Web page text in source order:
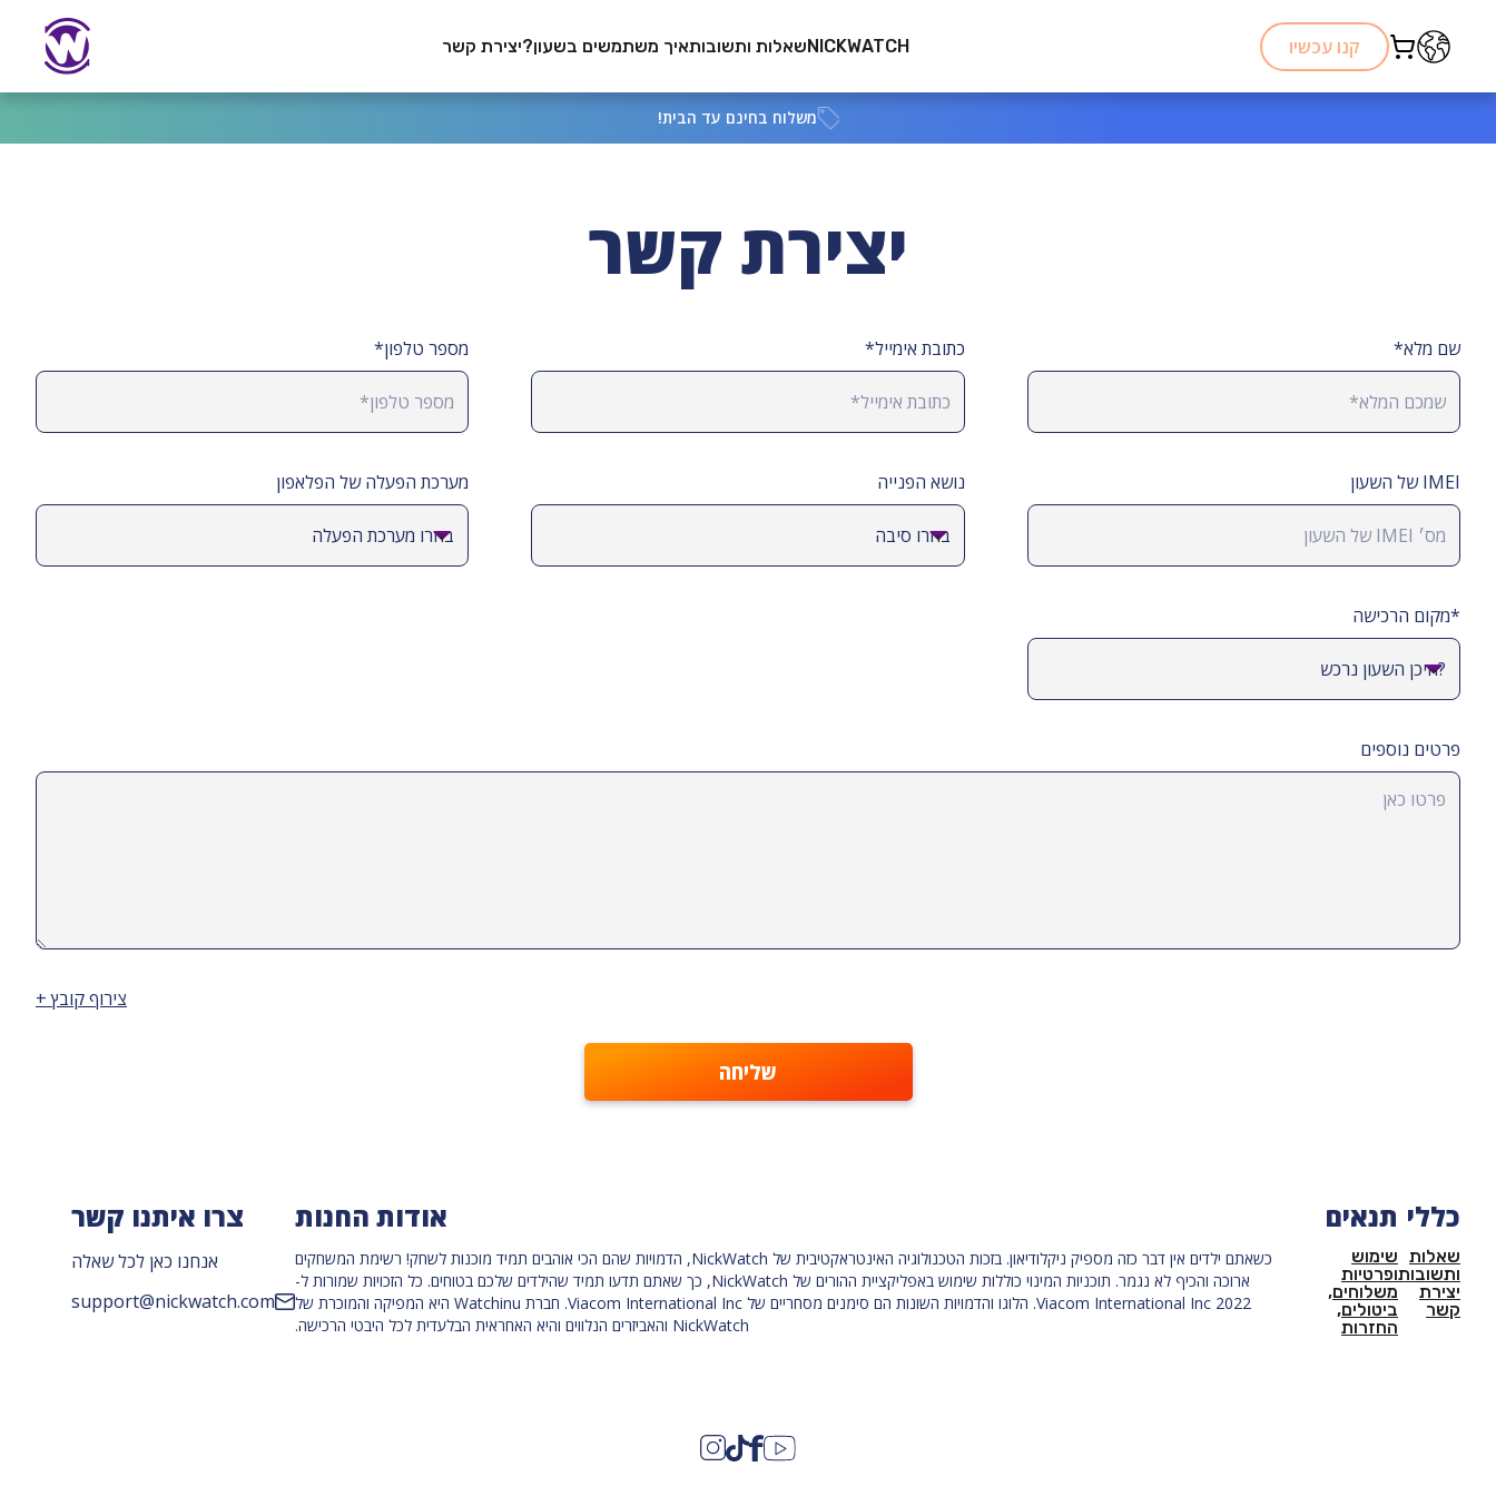
NICKWATCHשאלות ותשובותאיך משתמשים בשעון?יצירת קשר קנו עכשיו
משלוח בחינם עד הבית!
יצירת קשר
שם מלא* כתובת אימייל* מספר טלפון*
IMEI של השעון נושא הפנייה מערכת הפעלה של הפלאפון
*מקום הרכישה
פרטים נוספים
צירוף קובץ +
כללי
שאלות
ותשובות
יצירת
קשר
תנאים
שימוש
ופרטיות
משלוחים,
ביטולים,
החזרות
אודות החנות
כשאתם ילדים אין דבר כזה מספיק ניקלודיאון. בזכות הטכנולוגיה האינטראקטיבית של NickWatch, הדמויות שהם הכי אוהבים תמיד מוכנות לשחק! רשימת המשחקים
ארוכה והכיף לא נגמר. תוכניות המינוי כוללות שימוש באפליקציית ההורים של NickWatch, כך שאתם תדעו תמיד שהילדים שלכם בטוחים. כל הזכויות שמורות ל-
Viacom International Inc 2022. הלוגו והדמויות השונות הם סימנים מסחריים של Viacom International Inc. חברת Watchinu היא המפיקה והמוכרת של
NickWatch והאביזרים הנלווים והיא האחראית הבלעדית לכל היבטי הרכישה.
צרו איתנו קשר
אנחנו כאן לכל שאלה
support@nickwatch.com